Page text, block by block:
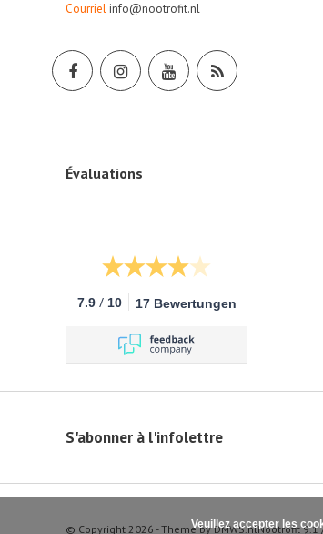
Courrielinfo@nootrofit.nl
Évaluations
7.9 / 10 17 Bewertungen
S'abonner à l'infolettre
© Copyright 2026 - Theme byDMWS.nlNootrofit 9.1
Veuillez accepter les